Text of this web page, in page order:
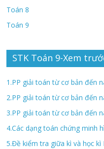
Toán 8
Toán 9
STK Toán 9-Xem
1.PP giải toán từ cơ bản đến
2.PP giải toán từ cơ bản đến
3.PP giải toán từ cơ bản đến
4.Các dạng toán chứng minh
5.Đề kiểm tra giữa kì và học kì